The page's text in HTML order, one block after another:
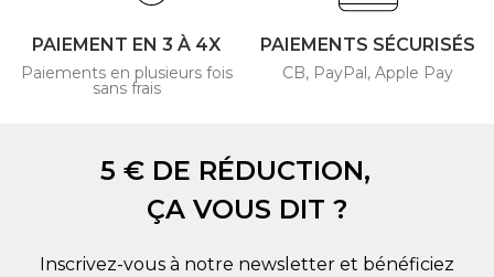
PAIEMENT EN 3 À 4X
Paiements en plusieurs fois
sans frais
PAIEMENTS SÉCURISÉS
CB, PayPal, Apple Pay
5 € DE RÉDUCTION,
ÇA VOUS DIT ?
Inscrivez-vous à notre newsletter et bénéficiez